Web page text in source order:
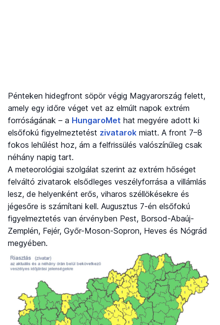
Pénteken hidegfront söpör végig Magyarország felett,
amely egy időre véget vet az elmúlt napok extrém
forróságának – a HungaroMet hat megyére adott ki
elsőfokú figyelmeztetést zivatarok miatt. A front 7–8
fokos lehűlést hoz, ám a felfrissülés valószínűleg csak
néhány napig tart.
A meteorológiai szolgálat szerint az extrém hőséget
felváltó zivatarok elsődleges veszélyforrása a villámlás
lesz, de helyenként erős, viharos széllökésekre és
jégesőre is számítani kell. Augusztus 7-én elsőfokú
figyelmeztetés van érvényben Pest, Borsod-Abaúj-
Zemplén, Fejér, Győr-Moson-Sopron, Heves és Nógrád
megyében.